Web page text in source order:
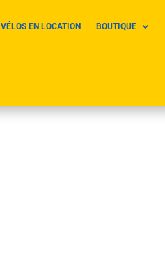
VÉLOS EN LOCATION BOUTIQUE